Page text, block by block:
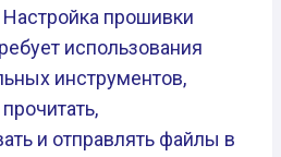
Настройка прошивки
использования
инструментов,
и отправлять файлы в